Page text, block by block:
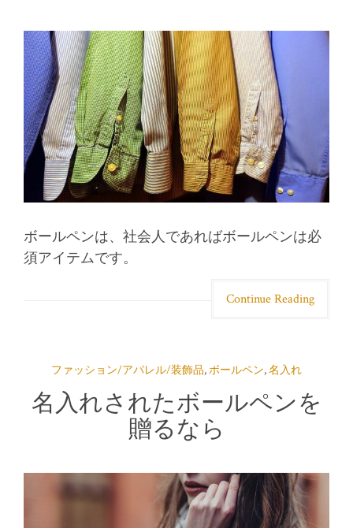
ボールペンは、社会人であればボールペンは必
須アイテムです。
Continue Reading
ファッション/アパレル/装飾品,ボールペン,名入れ
名入れされたボールペンを
贈るなら